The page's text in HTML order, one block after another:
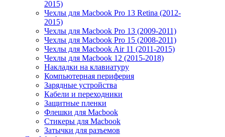
2015)
Чехлы для Macbook Pro 13 Retina (2012-
2015)
Чехлы для Macbook Pro 13 (2009-2011)
Чехлы для Macbook Pro 15 (2008-2011)
Чехлы для Macbook Air 11 (2011-2015)
Чехлы для Macbook 12 (2015-2018)
Накладки на клавиатуру
Компьютерная периферия
Зарядные устройства
Кабели и переходники
Защитные пленки
Флешки для Macbook
Стикеры для Macbook
Затычки для разъемов